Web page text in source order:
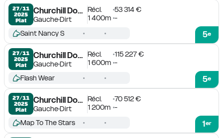
27/11
2025
Plat
Churchill Downs
GaucheDirt
Récl.
53 314 €
1 400m -
5e
Saint Nancy S
27/11
2025
Plat
Churchill Downs
GaucheDirt
Récl.
115 227 €
1 600m -
5e
Flash Wear
27/11
2025
Plat
Churchill Downs
GaucheDirt
Récl.
70 512 €
1 200m -
1er
Map To The Stars